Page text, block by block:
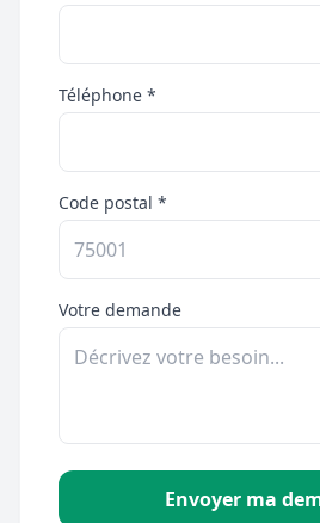
Téléphone *
Code postal *
Votre demande
Envoyer ma